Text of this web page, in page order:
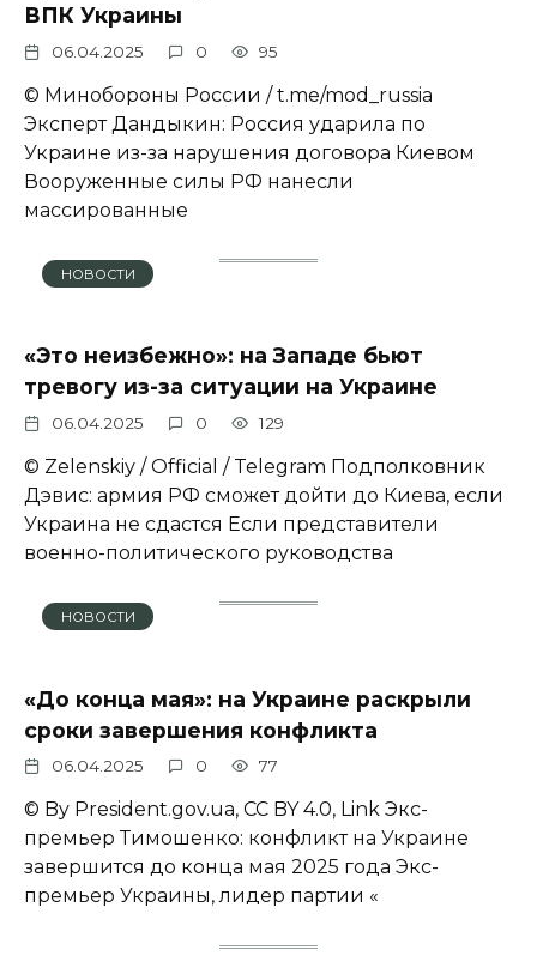
ВПК Украины
06.04.2025 0 95
© Минобороны России / t.me/mod_russia
Эксперт Дандыкин: Россия ударила по
Украине из-за нарушения договора Киевом
Вооруженные силы РФ нанесли
массированные
НОВОСТИ
«Это неизбежно»: на Западе бьют
тревогу из-за ситуации на Украине
06.04.2025 0 129
© Zеlеnskiу / Оfficiаl / Telegram Подполковник
Дэвис: армия РФ сможет дойти до Киева, если
Украина не сдастся Если представители
военно-политического руководства
НОВОСТИ
«До конца мая»: на Украине раскрыли
сроки завершения конфликта
06.04.2025 0 77
© By President.gov.ua, CC BY 4.0, Link Экс-
премьер Тимошенко: конфликт на Украине
завершится до конца мая 2025 года Экс-
премьер Украины, лидер партии «